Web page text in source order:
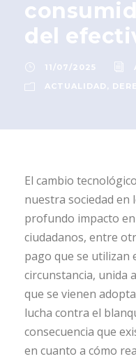
del
11/07/2025
ACTUALIDAD ,
El cambio
nuestra sociedad
profundo impacto
ciudadanos, entre
pago que se utilizan
circunstancia, unida
que se vienen
lucha contra el
consecuencia que
en cuanto a cómo